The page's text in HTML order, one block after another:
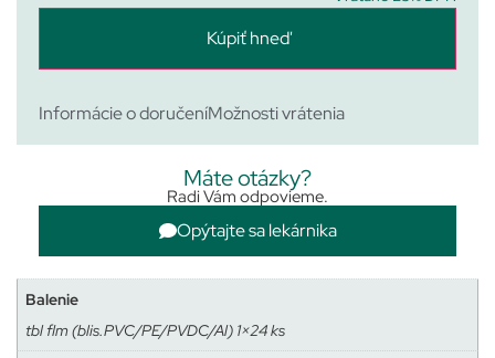
Kúpiť hneď
Informácie o doručeníMožnosti vrátenia
Máte otázky?
Radi Vám odpovieme.
Opýtajte sa lekárnika
Balenie
tbl flm (blis.PVC/PE/PVDC/Al) 1×24 ks